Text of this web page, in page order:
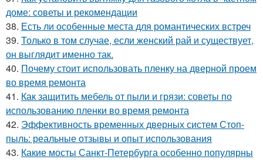
доме: советы и рекомендации
38. Есть ли особенные места для романтических встреч
39. Только в том случае, если женский рай и существует,
он выглядит именно так.
40. Почему стоит использовать пленку на дверной проем
во время ремонта
41. Как защитить мебель от пыли и грязи: советы по
использованию пленки во время ремонта
42. Эффективность временных дверных систем Стоп-
пыль: реальные отзывы и опыт использования
43. Какие мосты Санкт-Петербурга особенно популярны